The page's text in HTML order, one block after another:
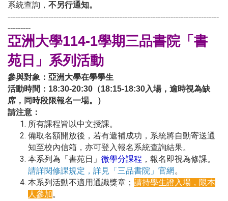
系統查詢， 不另行通知。
-----------------------------------------------------------------------------------
---------
亞洲大學114-1學期三品書院「書
苑日」系列活動
參與對象：亞洲大學在學學生
活動時間：18:30-20:30（18:15-18:30入場，逾時視為缺
席，同時段限報名一場。）
請注意：
所有課程皆以中文授課。
備取名額開放後，若有遞補成功，系統將自動寄送通
知至校內信箱，亦可登入報名系統查詢結果。
本系列為「書苑日」 微學分課程 ，報名即視為修課。
請詳閱修課規定，詳見「三品書院」官網 。
本系列活動不適用通識獎章； 請持學生證入場，限本
人參加。